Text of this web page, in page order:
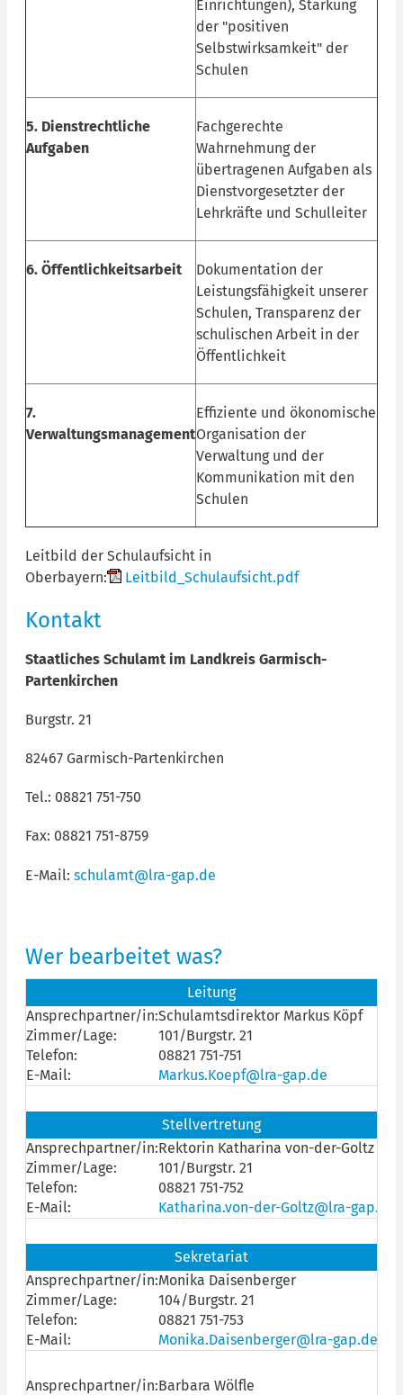
Einrichtungen), Stärkung
der "positiven
Selbstwirksamkeit" der
Schulen
5. Dienstrechtliche
Aufgaben
Fachgerechte
Wahrnehmung der
übertragenen Aufgaben als
Dienstvorgesetzter der
Lehrkräfte und Schulleiter
6. Öffentlichkeitsarbeit
Dokumentation der
Leistungsfähigkeit unserer
Schulen, Transparenz der
schulischen Arbeit in der
Öffentlichkeit
7.
Verwaltungsmanagement
Effiziente und ökonomische
Organisation der
Verwaltung und der
Kommunikation mit den
Schulen
Leitbild der Schulaufsicht in
Oberbayern:
Leitbild_Schulaufsicht.pdf
Kontakt
Staatliches Schulamt im Landkreis Garmisch-
Partenkirchen
Burgstr. 21
82467 Garmisch-Partenkirchen
Tel.: 08821 751-750
Fax: 08821 751-8759
E-Mail: schulamt@lra-gap.de
Wer bearbeitet was?
Leitung
Ansprechpartner/in:Schulamtsdirektor Markus Köpf
Zimmer/Lage:
101/Burgstr. 21
Telefon:
08821 751-751
E-Mail:
Markus.Koepf@lra-gap.de
Stellvertretung
Ansprechpartner/in:Rektorin Katharina von-der-Goltz
Zimmer/Lage:
101/Burgstr. 21
Telefon:
08821 751-752
E-Mail:
Katharina.von-der-Goltz@lra-gap.de
Sekretariat
Ansprechpartner/in:Monika Daisenberger
Zimmer/Lage:
104/Burgstr. 21
Telefon:
08821 751-753
E-Mail:
Monika.Daisenberger@lra-gap.de
Ansprechpartner/in:Barbara Wölfle